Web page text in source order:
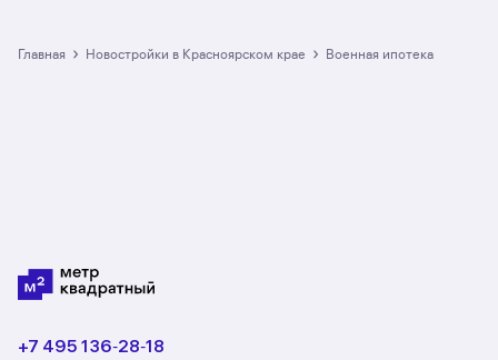
в разделе размещено 7 ЖК. Гарантия сделки:
Главная › Новостройки в Красноярском крае › военная ипотека
+7 495 136‑28‑18